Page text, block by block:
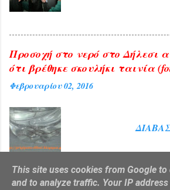
Προσοχή στο νερό στο Δήλεσι
ότι βρέθηκε σκουλήκι ταινία
Φεβρουαρίου 02, 2016
This site uses cookies from Google
and to analyze traffic. Your IP